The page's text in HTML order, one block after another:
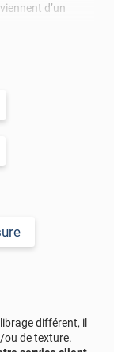
d’un
différent, il
ou de texture.